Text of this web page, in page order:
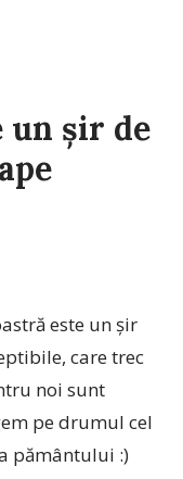
un șir de
este un șir
care trec
noi sunt
pe drumul cel
pământului :)